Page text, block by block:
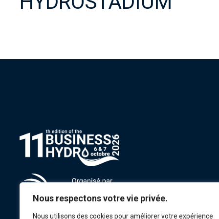
Nous respectons votre vie privée.
Nous utilisons des cookies pour améliorer votre expérience